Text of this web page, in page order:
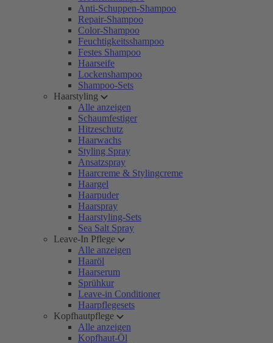
Anti-Schuppen-Shampoo
Repair-Shampoo
Color-Shampoo
Feuchtigkeitsshampoo
Festes Shampoo
Haarseife
Lockenshampoo
Shampoo-Sets
Haarstyling
Alle anzeigen
Schaumfestiger
Hitzeschutz
Haarwachs
Styling Spray
Ansatzspray
Haarcreme & Stylingcreme
Haargel
Haarpuder
Haarspray
Haarstyling-Sets
Sea Salt Spray
Leave-In Pflege
Alle anzeigen
Haaröl
Haarserum
Sprühkur
Leave-in Conditioner
Haarpflegesets
Kopfhautpflege
Alle anzeigen
Kopfhaut-Öl